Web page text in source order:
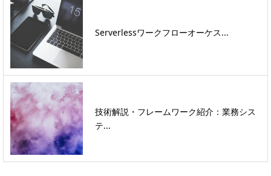
Serverlessワークフローオーケス...
技術解説・フレームワーク紹介：業務シス
テ...